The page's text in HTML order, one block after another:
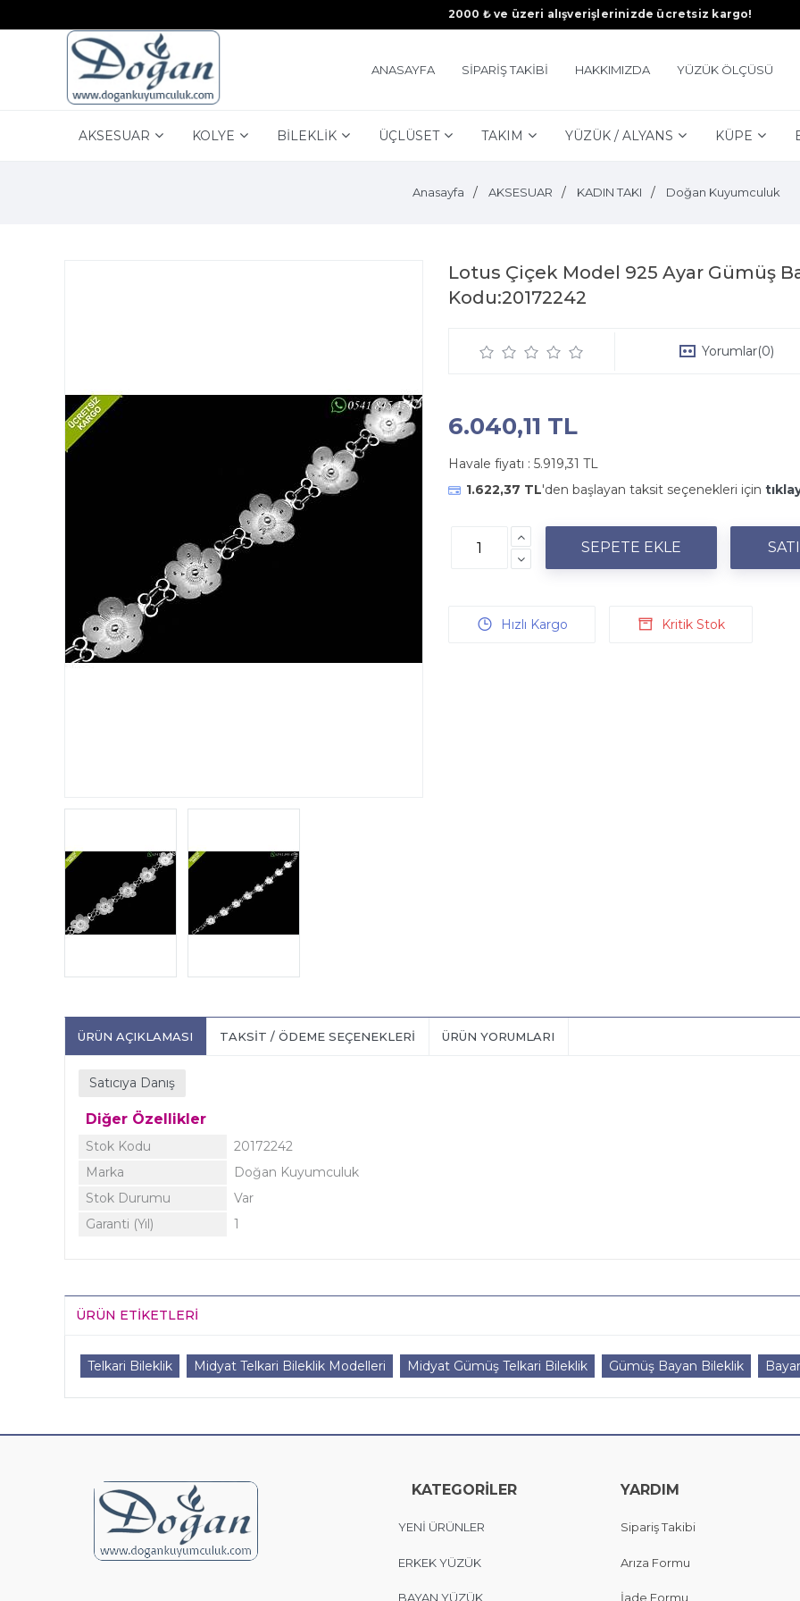
2000 ₺ ve üzeri alışverişlerinizde ücretsiz kargo!
ANASAYFA SİPARİŞ TAKİBİ HAKKIMIZDA YÜZÜK ÖLÇÜSÜ
AKSESUAR KOLYE BİLEKLİK ÜÇLÜSET TAKIM YÜZÜK / ALYANS KÜPE
Anasayfa AKSESUAR KADIN TAKI Doğan Kuyumculuk
Lotus Çiçek Model 925 Ayar Gümüş
Kodu:20172242
Yorumlar(0)
6.040,11 TL
Havale fiyatı : 5.919,31 TL
1.622,37 TL'den başlayan taksit seçenekleri için
ÜRÜN AÇIKLAMASI TAKSIT / ÖDEME SEÇENEKLERI ÜRÜN YORUMLARI
Satıcıya Danış
Diğer Özellikler
Stok Kodu
20172242
Marka
Doğan Kuyumculuk
Stok Durumu
Var
Garanti (Yıl)
1
ÜRÜN ETIKETLERI
Telkari Bileklik Midyat Telkari Bileklik Modelleri Midyat Gümüş Telkari Bileklik Gümüş Bayan Bileklik
KATEGORİLER
YENİ ÜRÜNLER
ERKEK YÜZÜK
BAYAN YÜZÜK
YARDIM
Sipariş Takibi
Arıza Formu
İade Formu